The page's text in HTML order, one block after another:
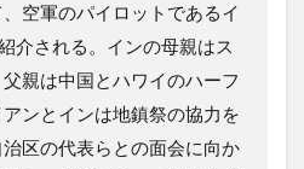
空軍のパイロットであるイ
介される。インの母親はス
親は中国とハワイのハーフ
ンとインは地鎮祭の協力を
区の代表らとの面会に向か